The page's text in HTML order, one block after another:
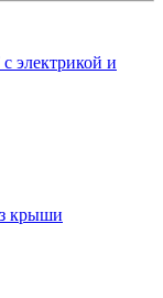
электрикой и
крыши